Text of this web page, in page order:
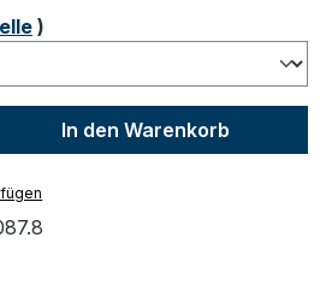
)
Gib den
In den Warenkorb